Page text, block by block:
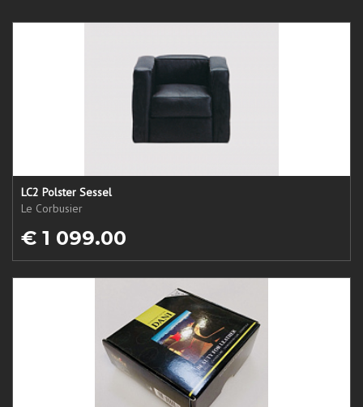
LC2 Polster Sessel
Le Corbusier
€ 1 099.00